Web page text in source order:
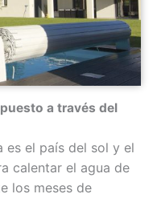
a través del
es el país del sol y el
calentar el agua de
los meses de